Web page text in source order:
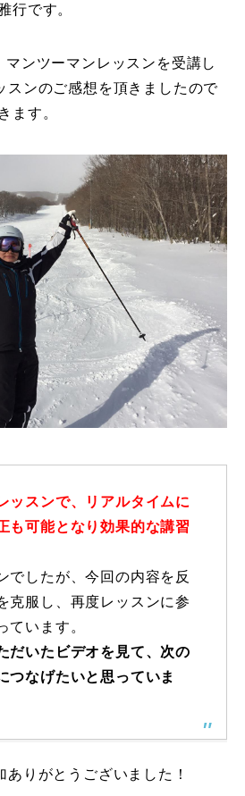
ぶ Lesson Theme
Instructor
様の声 Review
行です。
ンツーマンレッスンを受講し
スンのご感想を頂きましたので
ます。
ッスンで、リアルタイムに
も可能となり効果的な講習
でしたが、今回の内容を反
克服し、再度レッスンに参
ています。
だいたビデオを見て、次の
つなげたいと思っていま
ありがとうございました！